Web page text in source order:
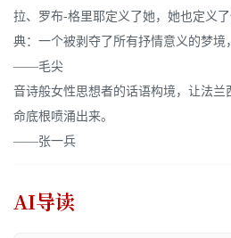
拉、罗布-格里耶定义了她，她也定义
典：一个被剥夺了所有抒情意义的梦境
——毛尖
音诗般女性思想者的话语构境，让法兰
命底根喷涌出来。
——张一兵
AI导读